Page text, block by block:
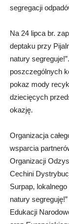
segregacji
Na 24 lipca br.
deptaku przy
natury
poszczególnych
pokaz mody
dziecięcych
okazję.
Organizacja
wsparcia
Organizacji
Cechini
Surpap,
natury
Edukacji